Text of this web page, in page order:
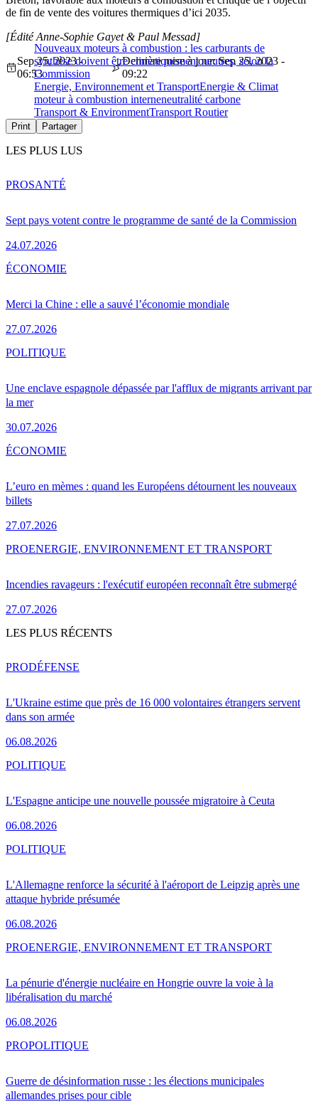
de fin de vente des voitures thermiques d’ici 2035.
Nouveaux moteurs à combustion : les carburants de
synthèse doivent être climatiquement neutres, selon la
Commission
[Édité Anne-Sophie Gayet & Paul Messad]
Sep 25, 2023 -
06:53
Dernière mise à jour: Sep 25, 2023 -
09:22
Energie, Environnement et TransportEnergie & Climat
moteur à combustion interneneutralité carbone
Transport & EnvironmentTransport Routier
Print Partager
LES PLUS LUS
Sept pays votent contre le programme de santé de la Commission
24.07.2026
PROSANTÉ
Merci la Chine : elle a sauvé l’économie mondiale
27.07.2026
ÉCONOMIE
Une enclave espagnole dépassée par l'afflux de migrants arrivant par
la mer
30.07.2026
POLITIQUE
L’euro en mèmes : quand les Européens détournent les nouveaux
billets
27.07.2026
ÉCONOMIE
Incendies ravageurs : l'exécutif européen reconnaît être submergé
27.07.2026
PROENERGIE, ENVIRONNEMENT ET TRANSPORT
LES PLUS RÉCENTS
L'Ukraine estime que près de 16 000 volontaires étrangers servent
dans son armée
06.08.2026
PRODÉFENSE
L'Espagne anticipe une nouvelle poussée migratoire à Ceuta
06.08.2026
POLITIQUE
L'Allemagne renforce la sécurité à l'aéroport de Leipzig après une
attaque hybride présumée
06.08.2026
POLITIQUE
La pénurie d'énergie nucléaire en Hongrie ouvre la voie à la
libéralisation du marché
06.08.2026
PROENERGIE, ENVIRONNEMENT ET TRANSPORT
Guerre de désinformation russe : les élections municipales
allemandes prises pour cible
PROPOLITIQUE